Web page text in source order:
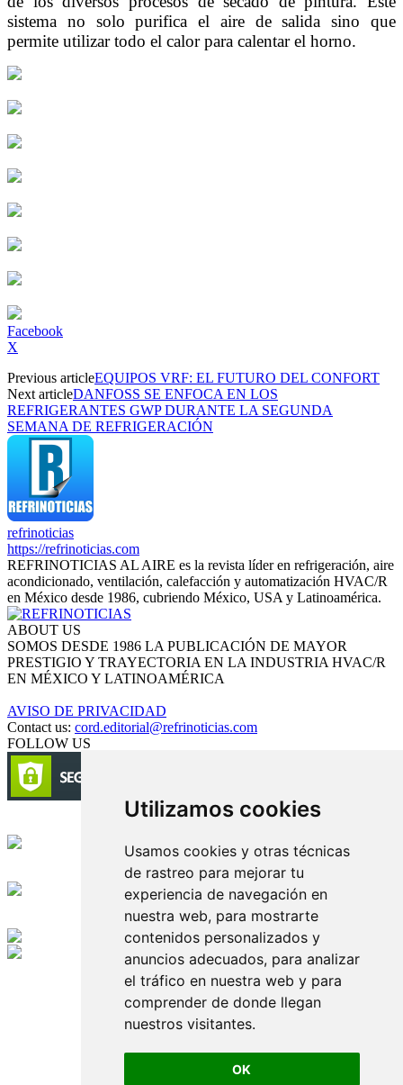
Utilizamos cookies
Usamos cookies y otras técnicas
de rastreo para mejorar tu
experiencia de navegación en
nuestra web, para mostrarte
contenidos personalizados y
anuncios adecuados, para analizar
el tráfico en nuestra web y para
comprender de donde llegan
nuestros visitantes.
OK
sistema no solo purifica el aire de salida sino que
permite utilizar todo el calor para calentar el horno.
Facebook
X
Previous articleEQUIPOS VRF: EL FUTURO DEL CONFORT
Next articleDANFOSS SE ENFOCA EN LOS
REFRIGERANTES GWP DURANTE LA SEGUNDA
SEMANA DE REFRIGERACIÓN
refrinoticias
https://refrinoticias.com
REFRINOTICIAS AL AIRE es la revista líder en refrigeración, aire
acondicionado, ventilación, calefacción y automatización HVAC/R
en México desde 1986, cubriendo México, USA y Latinoamérica.
ABOUT US
SOMOS DESDE 1986 LA PUBLICACIÓN DE MAYOR
PRESTIGIO Y TRAYECTORIA EN LA INDUSTRIA HVAC/R
EN MÉXICO Y LATINOAMÉRICA
AVISO DE PRIVACIDAD
Contact us: cord.editorial@refrinoticias.com
FOLLOW US
Edición digital con tecnología
Playa Revolcadero 222 Col. Reforma Iztaccihuatl Norte C.P. 08810
CIUDAD DE MEXICO
Conmutador CIUDAD DE MEXICO (+52) 555 740 4476, 555 740
© 2000-2026 BURO DE MERCADOTECNIA DEL CENTRO,
S.A. Todos los derechos reservados
Todos los nombres, marcas, logotipos, productos e imagenes